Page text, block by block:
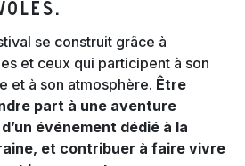
se construit grâce à
et ceux qui participent à son
et à son atmosphère. Être
part à une aventure
événement dédié à la
et contribuer à faire vivre